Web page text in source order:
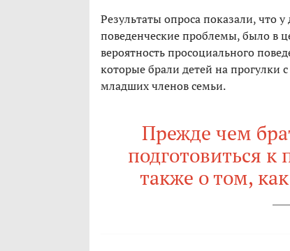
Результаты опроса показали, что
поведенческие проблемы, было в
вероятность просоциального
которые брали детей на прогулки
младших членов семьи.
Прежде чем
подготовиться к
также о том,